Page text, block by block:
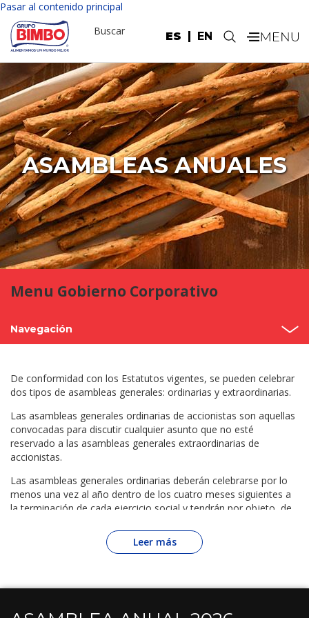
Pasar al contenido principal
ES EN
Buscar .
ASAMBLEAS ANUALES
Menu Gobierno Corporativo
Navegación
Estructura
Consejo de administración
Comités
Código de Gobierno Corporativo
De conformidad con los Estatutos vigentes, se pueden celebrar
dos tipos de asambleas generales: ordinarias y extraordinarias.
Las asambleas generales ordinarias de accionistas son aquellas
convocadas para discutir cualquier asunto que no esté
reservado a las asambleas generales extraordinarias de
accionistas.
Las asambleas generales ordinarias deberán celebrarse por lo
menos una vez al año dentro de los cuatro meses siguientes a
la terminación de cada ejercicio social y tendrán por objeto, de
aprobar los estados financieros del ejercicio anterior, (ii) discutir
y aprobar los informes anuales del Comité de Auditoría y
pago de dividendos), (iii) elegir a los miembros del Consejo de
Leer más